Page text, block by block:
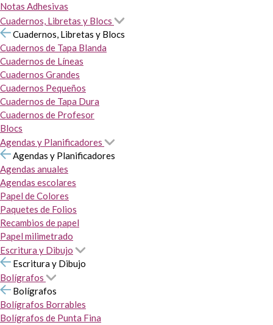
Notas Adhesivas
Cuadernos, Libretas y Blocs
Cuadernos, Libretas y Blocs
Cuadernos de Tapa Blanda
Cuadernos de Líneas
Cuadernos Grandes
Cuadernos Pequeños
Cuadernos de Tapa Dura
Cuadernos de Profesor
Blocs
Agendas y Planificadores
Agendas y Planificadores
Agendas anuales
Agendas escolares
Papel de Colores
Paquetes de Folios
Recambios de papel
Papel milimetrado
Escritura y Dibujo
Escritura y Dibujo
Bolígrafos
Bolígrafos
Bolígrafos Borrables
Bolígrafos de Punta Fina